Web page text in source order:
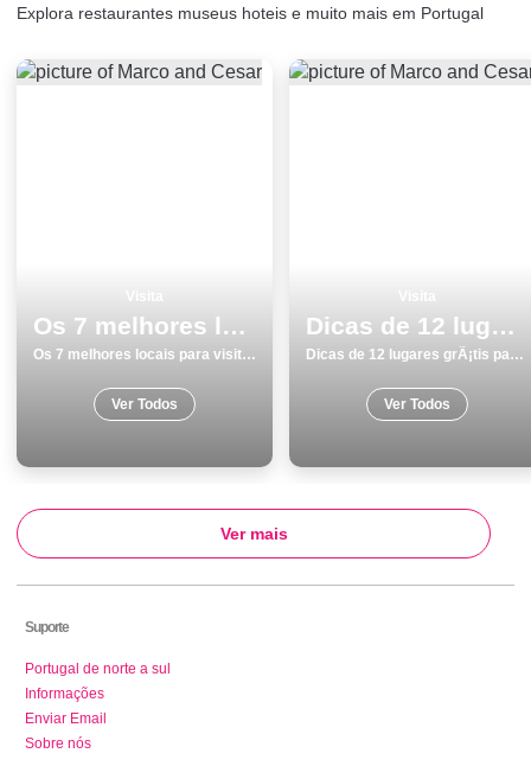
Explora restaurantes museus hoteis e muito mais em Portugal
Os 7 melhores locais para visitar em SantarÃ©m
Os 7 melhores locais para visitar em SantarÃ©m
Ver Todos
Dicas de 12 lugares grÃ¡tis para visitar em Albufeira
Dicas de 12 lugares grÃ¡tis para visitar em Albufeira
Ver Todos
Ver mais
Suporte
Portugal de norte a sul
Informações
Enviar Email
Sobre nós